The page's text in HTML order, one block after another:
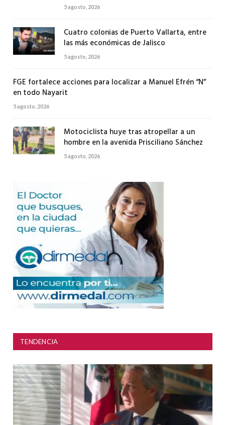
5 agosto, 2026
Cuatro colonias de Puerto Vallarta, entre
las más económicas de Jalisco
5 agosto, 2026
FGE fortalece acciones para localizar a Manuel Efrén “N”
en todo Nayarit
5 agosto, 2026
Motociclista huye tras atropellar a un
hombre en la avenida Prisciliano Sánchez
5 agosto, 2026
TENDENCIA